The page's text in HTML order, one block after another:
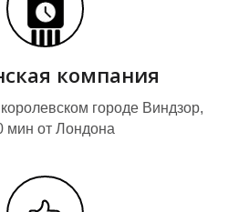
компания
городе Виндзор,
мин от Лондона